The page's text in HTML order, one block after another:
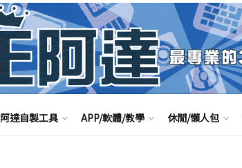
阿達自製工具 APP/軟體/教學 休閒/懶人包